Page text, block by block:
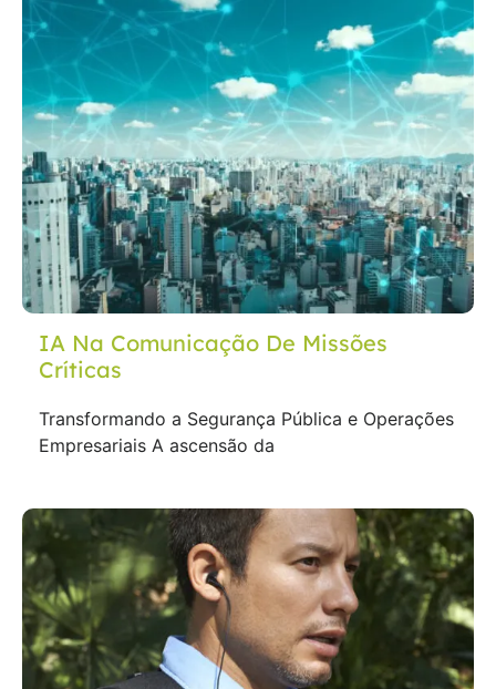
IA Na Comunicação De Missões
Críticas
Transformando a Segurança Pública e Operações
Empresariais A ascensão da